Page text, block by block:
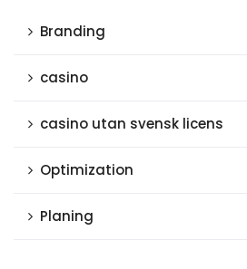
Branding
casino
casino utan svensk licens
Optimization
Planing